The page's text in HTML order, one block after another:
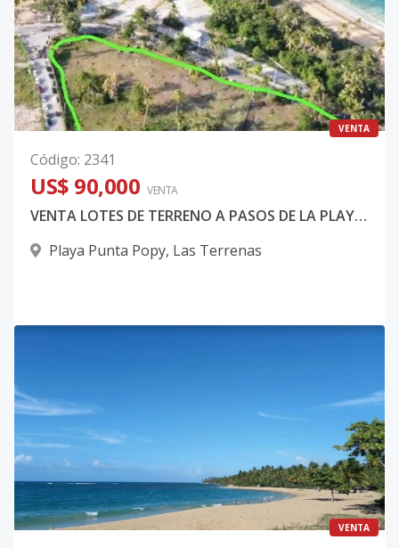
VENTA
Código: 2341
US$ 90,000 VENTA
VENTA LOTES DE TERRENO A PASOS DE LA PLAYA EN LAS TERRENAS SAMANA REP DOMINICANA
Playa Punta Popy, Las Terrenas
VENTA